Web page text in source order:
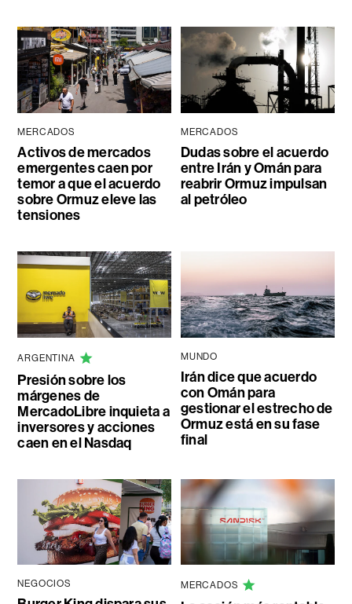
MERCADOS
Activos de mercados
emergentes caen por
temor a que el acuerdo
sobre Ormuz eleve las
tensiones
MERCADOS
Dudas sobre el acuerdo
entre Irán y Omán para
reabrir Ormuz impulsan
al petróleo
ARGENTINA
Presión sobre los
márgenes de
MercadoLibre inquieta a
inversores y acciones
caen en el Nasdaq
MUNDO
Irán dice que acuerdo
con Omán para
gestionar el estrecho de
Ormuz está en su fase
final
NEGOCIOS MERCADOS